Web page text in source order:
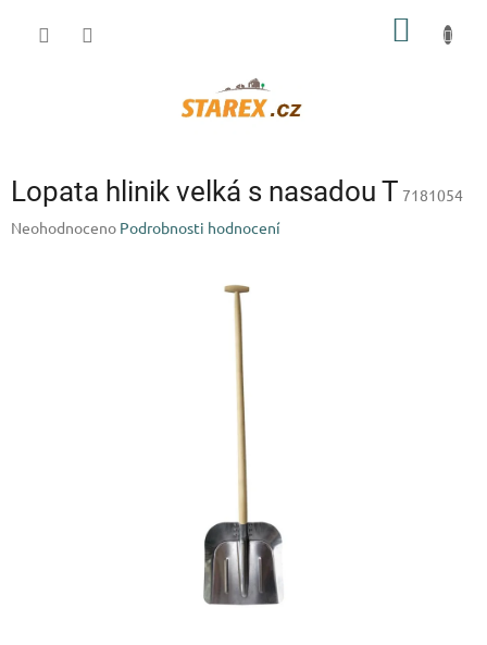
Lopata hlinik velká s nasadou T 7181054
Průměrné
Neohodnoceno Podrobnosti hodnocení